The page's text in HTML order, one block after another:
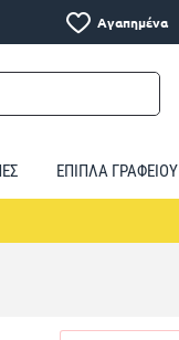
Αγαπημένα
ΕΠΙΠΛΑ ΓΡΑΦΕΙΟΥ